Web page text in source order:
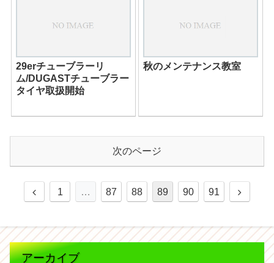
29erチューブラーリ
ム/DUGASTチューブラー
タイヤ取扱開始
秋のメンテナンス教室
次のページ
1 … 87 88 89 90 91
アーカイブ